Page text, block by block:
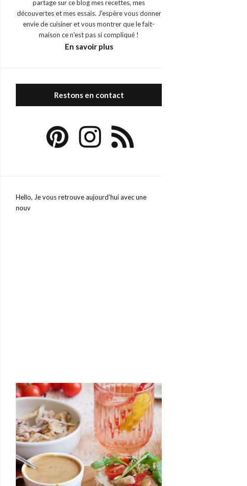
partage sur ce blog mes recettes, mes
découvertes et mes essais. J'espère vous donner
envie de cuisiner et vous montrer que le fait-
maison ce n'est pas si compliqué !
En savoir plus
Restons en contact
Hello, Je vous retrouve aujourd’hui avec une
nouv